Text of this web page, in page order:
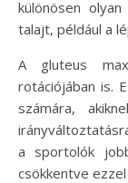
különösen
talajt, például a
A gluteus
rotációjában is.
számára,
a sportolók
csökkentve